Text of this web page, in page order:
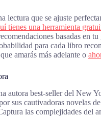
lectura que se ajuste
tienes una herramienta
basadas en
para cada libro
amarás más adelante o
autora best-seller del New
sus cautivadoras novelas
las complejidades del